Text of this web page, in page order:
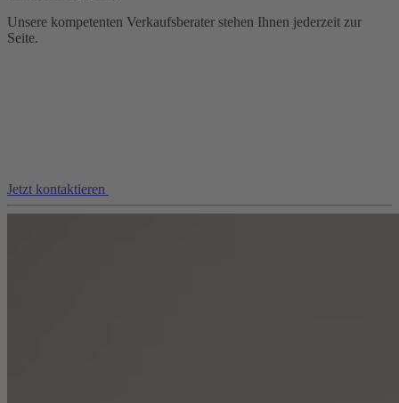
Unsere kompetenten Verkaufsberater stehen Ihnen jederzeit zur
Seite.
Jetzt kontaktieren